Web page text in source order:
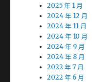
2025 年 1 月
2024 年 12 月
2024 年 11 月
2024 年 10 月
2024 年 9 月
2024 年 8 月
2022 年 7 月
2022 年 6 月